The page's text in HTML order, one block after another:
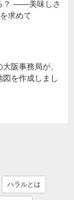
？ ――美味しさ
求めて
阪事務局が、
を作成しまし
ハラルとは